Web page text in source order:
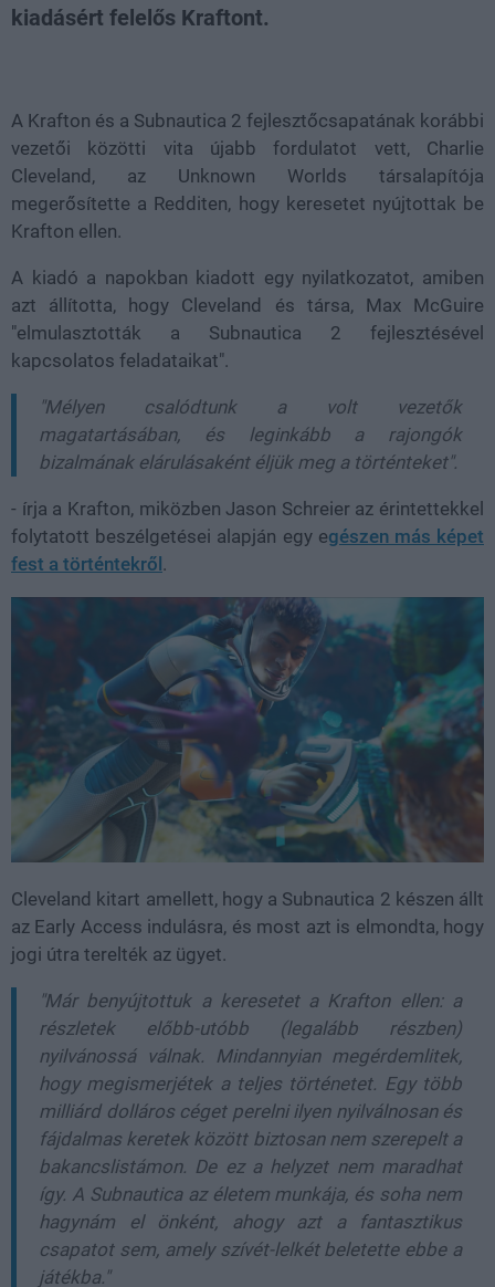
kiadásért felelős Kraftont.
A Krafton és a Subnautica 2 fejlesztőcsapatának korábbi
vezetői közötti vita újabb fordulatot vett, Charlie
Cleveland, az Unknown Worlds társalapítója
megerősítette a Redditen, hogy keresetet nyújtottak be
Krafton ellen.
A kiadó a napokban kiadott egy nyilatkozatot, amiben
azt állította, hogy Cleveland és társa, Max McGuire
"elmulasztották a Subnautica 2 fejlesztésével
kapcsolatos feladataikat".
"Mélyen csalódtunk a volt vezetők
magatartásában, és leginkább a rajongók
bizalmának elárulásaként éljük meg a történteket".
- írja a Krafton, miközben Jason Schreier az érintettekkel
folytatott beszélgetései alapján egy egészen más képet
fest a történtekről.
Cleveland kitart amellett, hogy a Subnautica 2 készen állt
az Early Access indulásra, és most azt is elmondta, hogy
jogi útra terelték az ügyet.
"Már benyújtottuk a keresetet a Krafton ellen: a
részletek előbb-utóbb (legalább részben)
nyilvánossá válnak. Mindannyian megérdemlitek,
hogy megismerjétek a teljes történetet. Egy több
milliárd dolláros céget perelni ilyen nyilválnosan és
fájdalmas keretek között biztosan nem szerepelt a
bakancslistámon. De ez a helyzet nem maradhat
így. A Subnautica az életem munkája, és soha nem
hagynám el önként, ahogy azt a fantasztikus
csapatot sem, amely szívét-lelkét beletette ebbe a
játékba."